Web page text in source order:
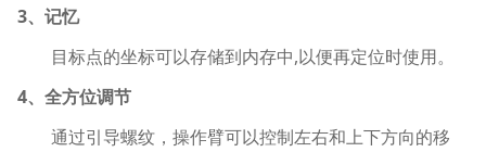
3、记忆
目标点的坐标可以存储到内存中,以便再定位时使用。
4、全方位调节
通过引导螺纹，操作臂可以控制左右和上下方向的移